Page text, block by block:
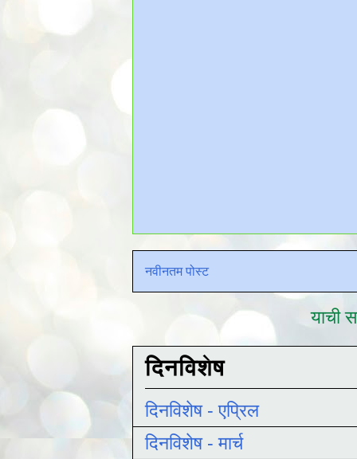
नवीनतम पोस्ट
याची
दिनविशेष
दिनविशेष - एप्रिल
दिनविशेष - मार्च